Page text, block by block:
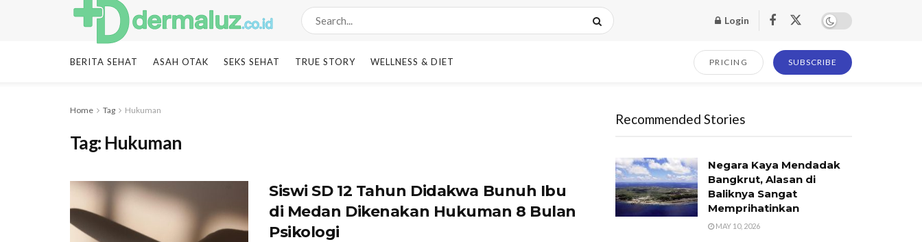
Login
BERITA SEHAT ASAH OTAK SEKS SEHAT TRUE STORY WELLNESS & DIET PRICING SUBSCRIBE
Home Tag Hukuman
Tag: Hukuman
Siswi SD 12 Tahun Didakwa Bunuh Ibu
di Medan Dikenakan Hukuman 8 Bulan
Psikologi
Recommended Stories
Negara Kaya Mendadak
Bangkrut, Alasan di
Baliknya Sangat
Memprihatinkan
MAY 10, 2026